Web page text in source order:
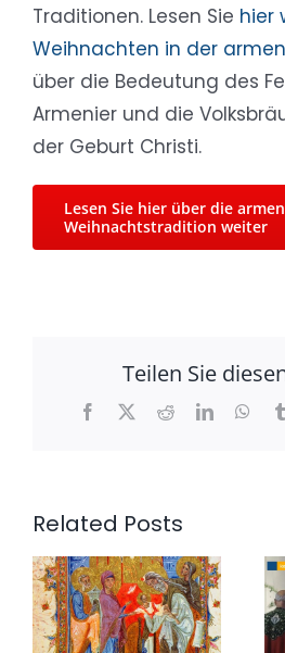
Traditionen. Lesen Sie hier
Weihnachten in der
über die Bedeutung des
Armenier und die
der Geburt Christi.
Lesen Sie hier über die
Weihnachtstradition weiter
Teilen Sie
Facebook
X RedditLinkedIn
Related Posts